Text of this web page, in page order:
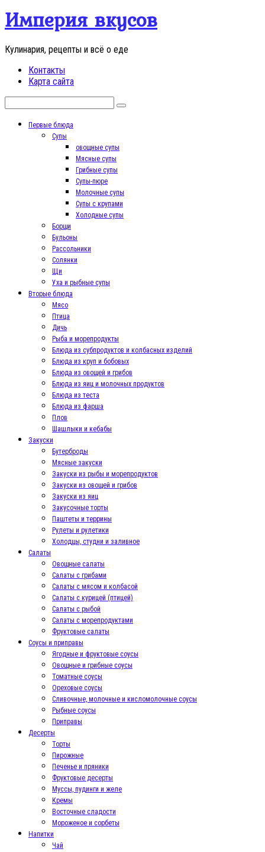
Перейти
контенту
Империя вкусов
Кулинария, рецепты и всё о еде
Контакты
Карта сайта
Первые блюда
Супы
овощные супы
Мясные супы
Грибные супы
Супы-пюре
Молочные супы
Супы с крупами
Холодные супы
Борщи
Бульоны
Рассольники
Солянки
Щи
Уха и рыбные супы
Вторые блюда
Мясо
Птица
Дичь
Рыба и морепродукты
Блюда из субпродуктов и колбасных изделий
Блюда из круп и бобовых
Блюда из овощей и грибов
Блюда из яиц и молочных продуктов
Блюда из теста
Блюда из фарша
Плов
Шашлыки и кебабы
Закуски
Бутерброды
Мясные закуски
Закуски из рыбы и морепродуктов
Закуски из овощей и грибов
Закуски из яиц
Закусочные торты
Паштеты и террины
Рулеты и рулетики
Холодцы, студни и заливное
Салаты
Овощные салаты
Салаты с грибами
Салаты с мясом и колбасой
Салаты с курицей (птицей)
Салаты с рыбой
Салаты с морепродуктами
Фруктовые салаты
Соусы и приправы
Ягодные и фруктовые соусы
Овощные и грибные соусы
Томатные соусы
Ореховые соусы
Сливочные, молочные и кисломолочные соусы
Рыбные соусы
Приправы
Десерты
Торты
Пирожные
Печенье и пряники
Фруктовые десерты
Муссы, пудинги и желе
Кремы
Восточные сладости
Мороженое и сорбеты
Напитки
Чай